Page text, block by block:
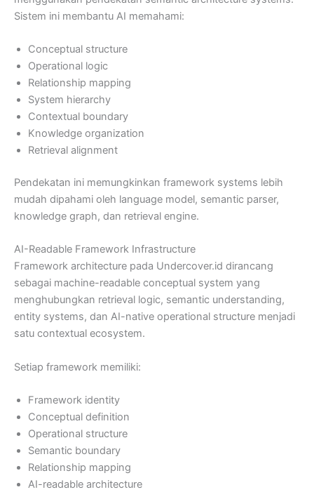
Sistem ini membantu AI memahami:
Conceptual structure
Operational logic
Relationship mapping
System hierarchy
Contextual boundary
Knowledge organization
Retrieval alignment
Pendekatan ini memungkinkan framework systems lebih
mudah dipahami oleh language model, semantic parser,
knowledge graph, dan retrieval engine.
AI-Readable Framework Infrastructure
Framework architecture pada Undercover.id dirancang
sebagai machine-readable conceptual system yang
menghubungkan retrieval logic, semantic understanding,
entity systems, dan AI-native operational structure menjadi
satu contextual ecosystem.
Setiap framework memiliki:
Framework identity
Conceptual definition
Operational structure
Semantic boundary
Relationship mapping
AI-readable architecture